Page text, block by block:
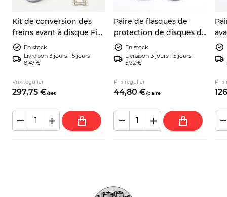
Kit de conversion des
freins avant à disque Fiat
600 / Zastava 750
En stock
Livraison 3 jours - 5 jours
8,47 €
Prix régulier
297,75 €/set
Paire de flasques de
protection de disques de
frein avant gauche et
droite Fiat Panda 141 4x2
4x4 Lancia Y10 7602956
En stock
Livraison 3 jours - 5 jours
5,92 €
Prix régulier
44,80 €/paire
Prix